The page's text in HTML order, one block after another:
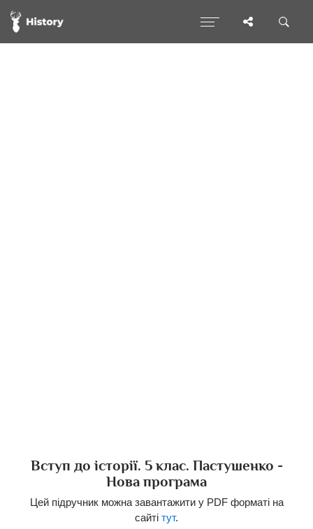
Вступ до історії. 5 клас. Пастушенко -
Нова програма
Цей підручник можна завантажити у PDF форматі на
сайті тут.